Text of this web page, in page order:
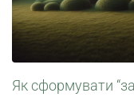
Як сформувати